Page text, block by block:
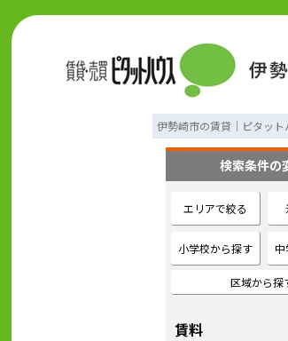
伊勢崎市の賃貸｜ピタット
検索条件の
エリアで絞る
小学校から探す 中
区域から探
賃料